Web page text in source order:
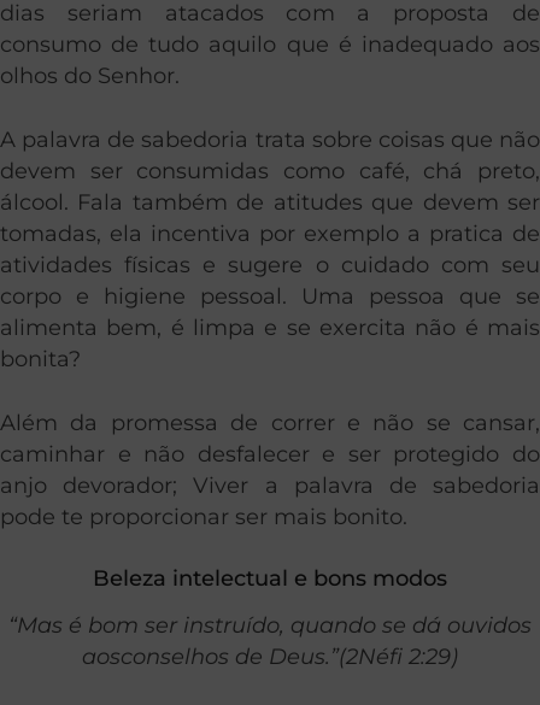
dias seriam atacados com a proposta de
consumo de tudo aquilo que é inadequado aos
olhos do Senhor.
A palavra de sabedoria trata sobre coisas que não
devem ser consumidas como café, chá preto,
álcool. Fala também de atitudes que devem ser
tomadas, ela incentiva por exemplo a pratica de
atividades físicas e sugere o cuidado com seu
corpo e higiene pessoal. Uma pessoa que se
alimenta bem, é limpa e se exercita não é mais
bonita?
Além da promessa de correr e não se cansar,
caminhar e não desfalecer e ser protegido do
anjo devorador; Viver a palavra de sabedoria
pode te proporcionar ser mais bonito.
Beleza intelectual e bons modos
“Mas é bom ser instruído, quando se dá ouvidos
aosconselhos de Deus.”(2Néfi 2:29)